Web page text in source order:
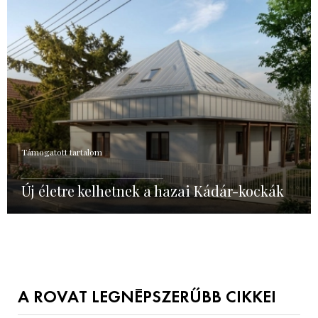
Támogatott tartalom
Új életre kelhetnek a hazai Kádár-kockák
A ROVAT LEGNÉPSZERŰBB CIKKEI